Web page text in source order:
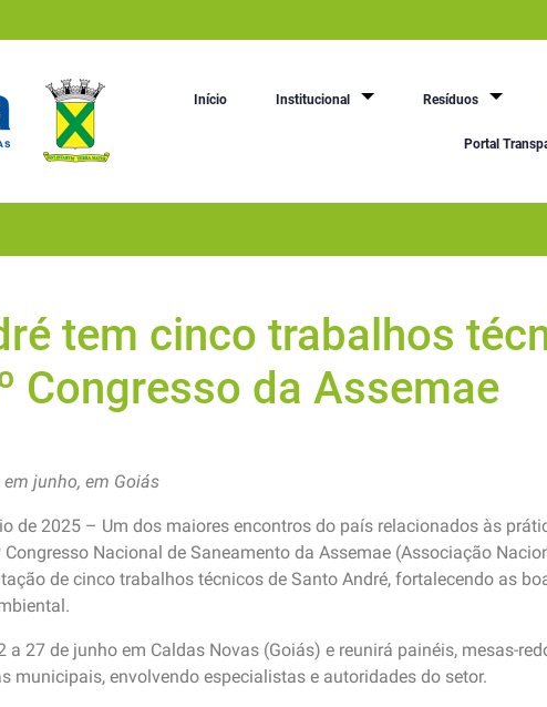
Início Institucional Resíduos
Portal
tem cinco trabalhos
Congresso da Assemae
junho, em Goiás
de 2025 – Um dos maiores encontros do país relacionados às
Nacional de Saneamento da Assemae (Associação
de cinco trabalhos técnicos de Santo André, fortalecendo as
a 27 de junho em Caldas Novas (Goiás) e reunirá painéis, mesas-
municipais, envolvendo especialistas e autoridades do setor.